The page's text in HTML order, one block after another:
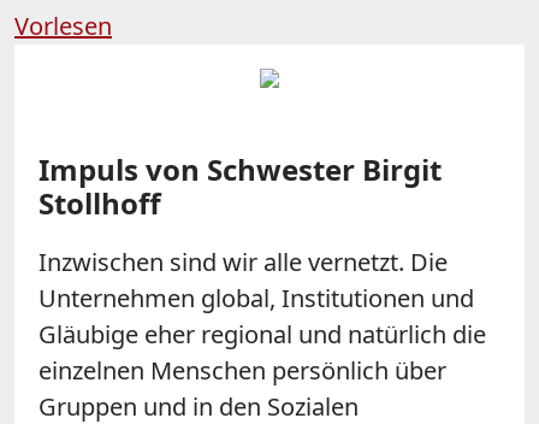
Vorlesen
Impuls von Schwester Birgit
Stollhoff
Inzwischen sind wir alle vernetzt. Die
Unternehmen global, Institutionen und
Gläubige eher regional und natürlich die
einzelnen Menschen persönlich über
Gruppen und in den Sozialen